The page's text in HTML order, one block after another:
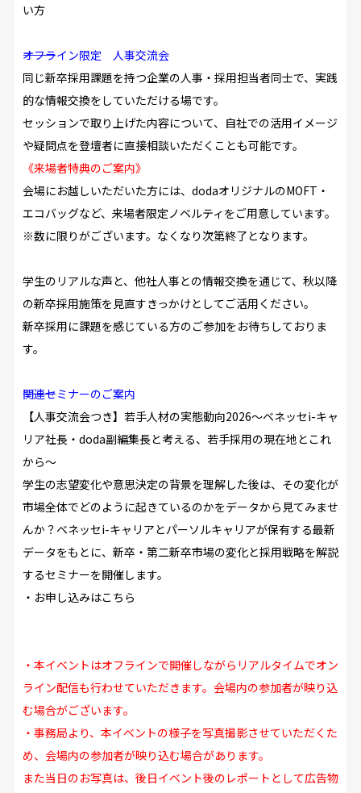
い方
―――――――――オフライン限定 人事交流会
同じ新卒採用課題を持つ企業の人事・採用担当者同士で、実践
的な情報交換をしていただける場です。
セッションで取り上げた内容について、自社での活用イメージ
や疑問点を登壇者に直接相談いただくことも可能です。
《来場者特典のご案内》
会場にお越しいただいた方には、 dodaオリジナルのMOFT ・
エコバッグなど、来場者限定ノベルティをご用意しています。
※数に限りがございます。なくなり次第終了となります。
学生のリアルな声と、他社人事との情報交換を通じて、秋以降
の新卒採用施策を見直すきっかけとしてご活用ください。
新卒採用に課題を感じている方のご参加をお待ちしておりま
す。
―――――――――関連セミナーのご案内
【人事交流会つき】若手人材の実態動向2026～ベネッセi-キャ
リア社長・doda副編集長と考える、若手採用の現在地とこれ
から～
学生の志望変化や意思決定の背景を理解した後は、その変化が
市場全体でどのように起きているのかをデータから見てみませ
んか？ベネッセi-キャリアとパーソルキャリアが保有する最新
データをもとに、新卒・第二新卒市場の変化と採用戦略を解説
するセミナーを開催します。
・お申し込みはこちら
・本イベントはオフラインで開催しながらリアルタイムでオン
ライン配信も行わせていただきます。会場内の参加者が映り込
む場合がございます。
・事務局より、本イベントの様子を写真撮影させていただくた
め、会場内の参加者が映り込む場合があります。
また当日のお写真は、後日イベント後のレポートとして広告物